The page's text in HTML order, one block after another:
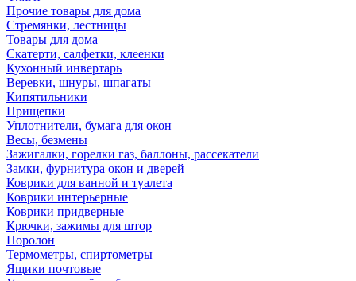
Прочие товары для дома
Стремянки, лестницы
Товары для дома
Скатерти, салфетки, клеенки
Кухонный инвертарь
Веревки, шнуры, шпагаты
Кипятильники
Прищепки
Уплотнители, бумага для окон
Весы, безмены
Зажигалки, горелки газ, баллоны, рассекатели
Замки, фурнитура окон и дверей
Коврики для ванной и туалета
Коврики интерьерные
Коврики придверные
Крючки, зажимы для штор
Поролон
Термометры, спиртометры
Ящики почтовые